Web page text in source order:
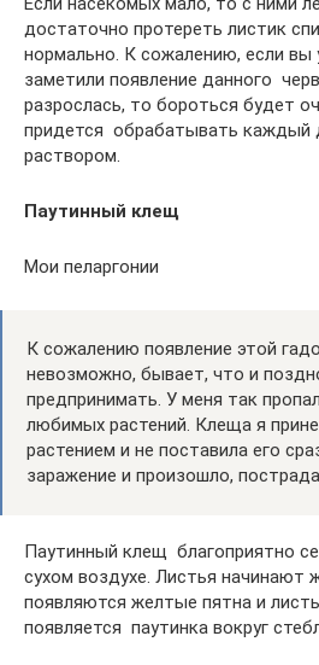
достаточно протереть листик
нормально. К сожалению, если вы
заметили появление данного
разрослась, то бороться будет
придется обрабатывать каждый
раствором.
Паутинный клещ
Мои пеларгонии
К сожалению появление этой
невозможно, бывает, что и
предпринимать. У меня так
любимых растений. Клеща я
растением и не поставила его
заражение и произошло,
Паутинный клещ благоприятно
сухом воздухе. Листья начинают
появляются желтые пятна и
появляется паутинка вокруг